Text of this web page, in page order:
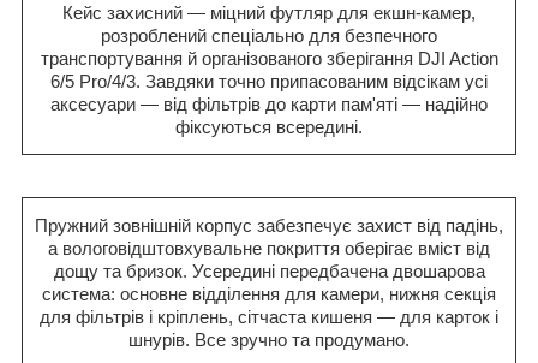
Кейс захисний — міцний футляр для екшн-камер,
розроблений спеціально для безпечного
транспортування й організованого зберігання DJI Action
6/5 Pro/4/3. Завдяки точно припасованим відсікам усі
аксесуари — від фільтрів до карти пам'яті — надійно
фіксуються всередині.
Пружний зовнішній корпус забезпечує захист від падінь,
а вологовідштовхувальне покриття оберігає вміст від
дощу та бризок. Усередині передбачена двошарова
система: основне відділення для камери, нижня секція
для фільтрів і кріплень, сітчаста кишеня — для карток і
шнурів. Все зручно та продумано.